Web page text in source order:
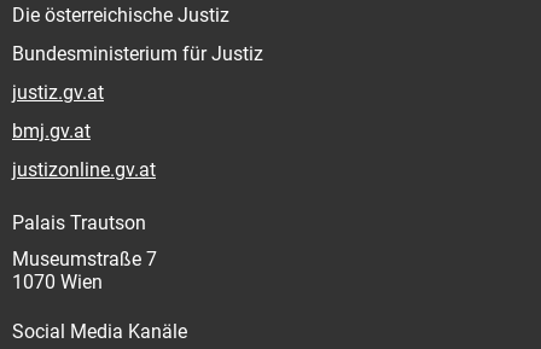
Die österreichische Justiz
Bundesministerium für Justiz
justiz.gv.at
bmj.gv.at
justizonline.gv.at
Palais Trautson
Museumstraße 7
1070 Wien
Social Media Kanäle